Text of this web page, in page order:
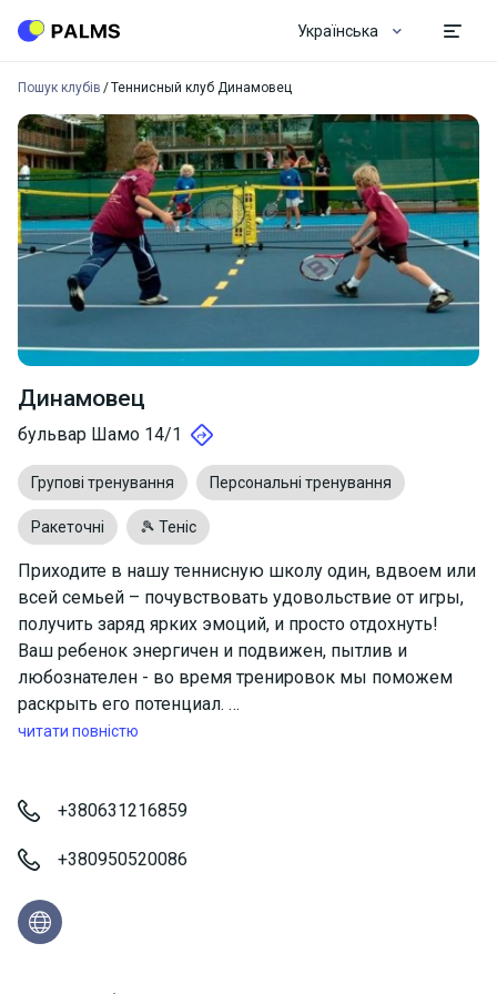
Українська
Пошук клубів Теннисный клуб Динамовец
Динамовец
бульвар Шамо 14/1
Групові тренування Персональні тренування
Ракеточні 🎾 Теніс
Приходите в нашу теннисную школу один, вдвоем или
всей семьей – почувствовать удовольствие от игры,
получить заряд ярких эмоций, и просто отдохнуть!
Ваш ребенок энергичен и подвижен, пытлив и
любознателен - во время тренировок мы поможем
раскрыть его потенциал.
Усидчив и внимателен? Много читает, изучает языки?
Теннис – динамичная игра
физическому и психическому здоровью детей. Во
движений, развивается ловкость, сила и
выносливость, пространственное и предметное
читати повністю
+380631216859
+380950520086